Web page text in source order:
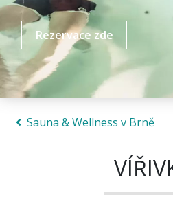
Rezervace zde
Sauna & Wellness v Brně